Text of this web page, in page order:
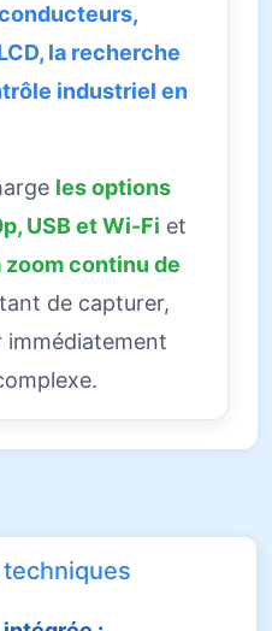
la recherche
industriel en
les options
USB et Wi-Fi et
zoom continu de
de capturer,
immédiatement